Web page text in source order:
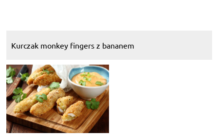
Kurczak monkey fingers z bananem